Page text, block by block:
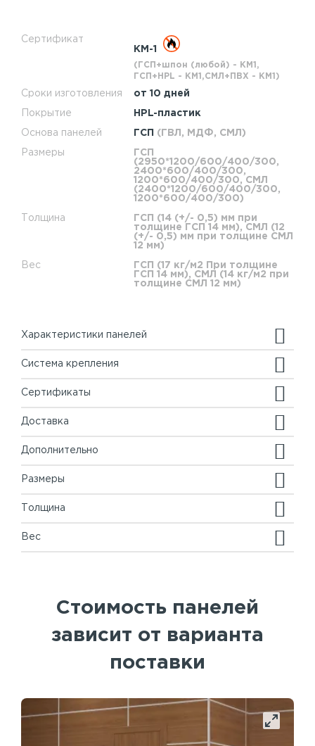
Сертификат
КМ-1
(ГСП+шпон (любой) - КМ1,
ГСП+HPL - КМ1,СМЛ+ПВХ - КМ1)
Сроки изготовления от 10 дней
Покрытие HPL-пластик
Основа панелей ГСП (ГВЛ, МДФ, СМЛ)
Размеры
ГСП
(2950*1200/600/400/300,
2400*600/400/300,
1200*600/400/300, СМЛ
(2400*1200/600/400/300,
1200*600/400/300)
Толщина
ГСП (14 (+/- 0,5) мм при
толщине ГСП 14 мм), СМЛ (12
(+/- 0,5) мм при толщине СМЛ
12 мм)
Вес
ГСП (17 кг/м2 При толщине
ГСП 14 мм), СМЛ (14 кг/м2 при
толщине СМЛ 12 мм)
Характеристики панелей
Система крепления
Сертификаты
Доставка
Дополнительно
Размеры
Толщина
Вес
Стоимость панелей
зависит от варианта
поставки